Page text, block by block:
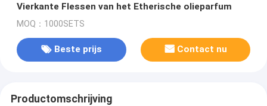
Vierkante Flessen van het Etherische olieparfum
MOQ：1000SETS
Beste prijs Contact nu
Productomschrijving